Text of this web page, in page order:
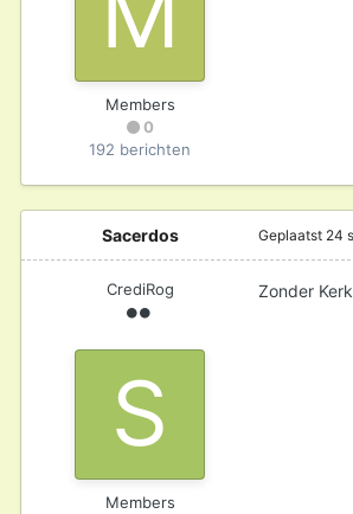
Members
0
192 berichten
Sacerdos
CrediRog
Members
Geplaatst 24
Zonder